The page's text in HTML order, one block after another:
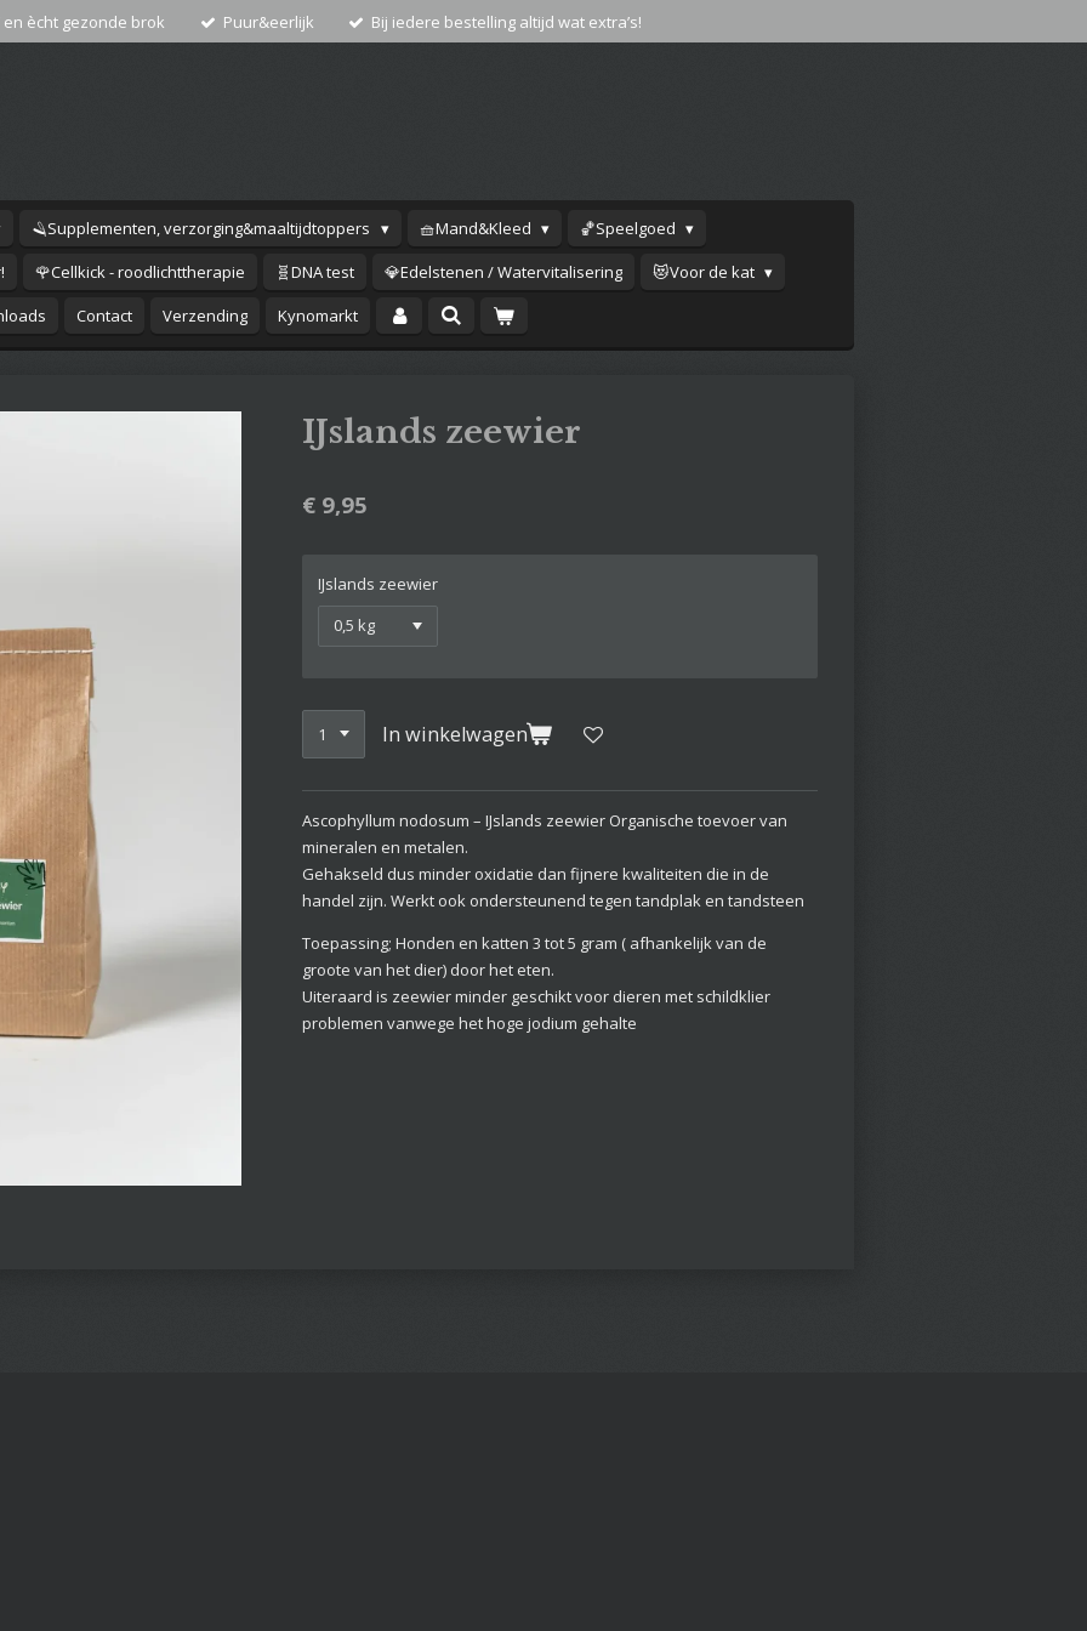
en ècht gezonde brok Puur&eerlijk Bij iedere bestelling altijd wat extra’s!
🪒Supplementen, verzorging&maaltijdtoppers 🧺Mand&Kleed
🏀Speelgoed
🌹Cellkick - roodlichttherapie 🧬DNA test 💎Edelstenen / Watervitalisering
😻Voor de kat
Contact Verzending Kynomarkt
IJslands zeewier
€ 9,95
IJslands zeewier
In winkelwagen
Ascophyllum nodosum – IJslands zeewier Organische toevoer van
mineralen en metalen.
Gehakseld dus minder oxidatie dan fijnere kwaliteiten die in de
handel zijn. Werkt ook ondersteunend tegen tandplak en tandsteen
Toepassing; Honden en katten 3 tot 5 gram ( afhankelijk van de
groote van het dier) door het eten.
Uiteraard is zeewier minder geschikt voor dieren met schildklier
problemen vanwege het hoge jodium gehalte